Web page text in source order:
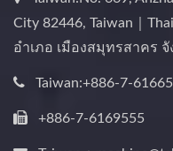
City 82446, Taiwan｜
อำเภอ เมืองสมุทรสาคร
Taiwan:+886-7-
+886-7-6169555